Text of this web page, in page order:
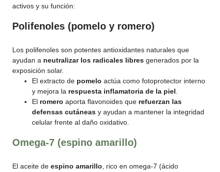
activos y su función:
Polifenoles (pomelo y romero)
Los polifenoles son potentes antioxidantes naturales que
ayudan a neutralizar los radicales libres generados por la
exposición solar.
El extracto de pomelo actúa como fotoprotector interno
y mejora la respuesta inflamatoria de la piel
El romero aporta flavonoides que refuerzan las
defensas cutáneas y ayudan a mantener la integridad
celular frente al daño oxidativo.
Omega-7 (espino amarillo)
El aceite de espino amarillo , rico en omega-7 (ácido